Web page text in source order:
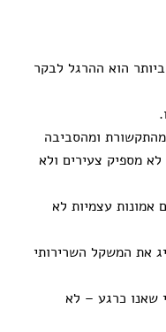
הוא ההרגל לבקר
ומהסביבה
מספיק צעירים ולא
אמונות עצמיות לא
את המשקל השרירותי
שאנו כרגע – לא